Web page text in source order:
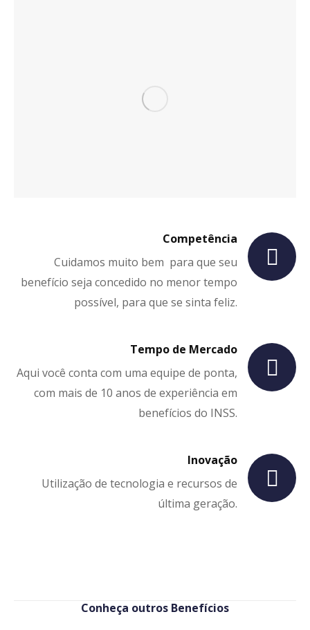
Competência
Cuidamos muito bem para que seu
benefício seja concedido no menor tempo
possível, para que se sinta feliz.
Tempo de Mercado
Aqui você conta com uma equipe de ponta,
com mais de 10 anos de experiência em
benefícios do INSS.
Inovação
Utilização de tecnologia e recursos de
última geração.
Conheça outros Benefícios